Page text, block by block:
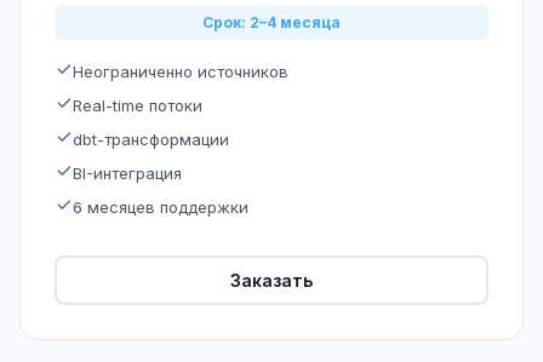
Срок: 2–4 месяца
Неограниченно источников
Real-time потоки
dbt-трансформации
BI-интеграция
6 месяцев поддержки
Заказать